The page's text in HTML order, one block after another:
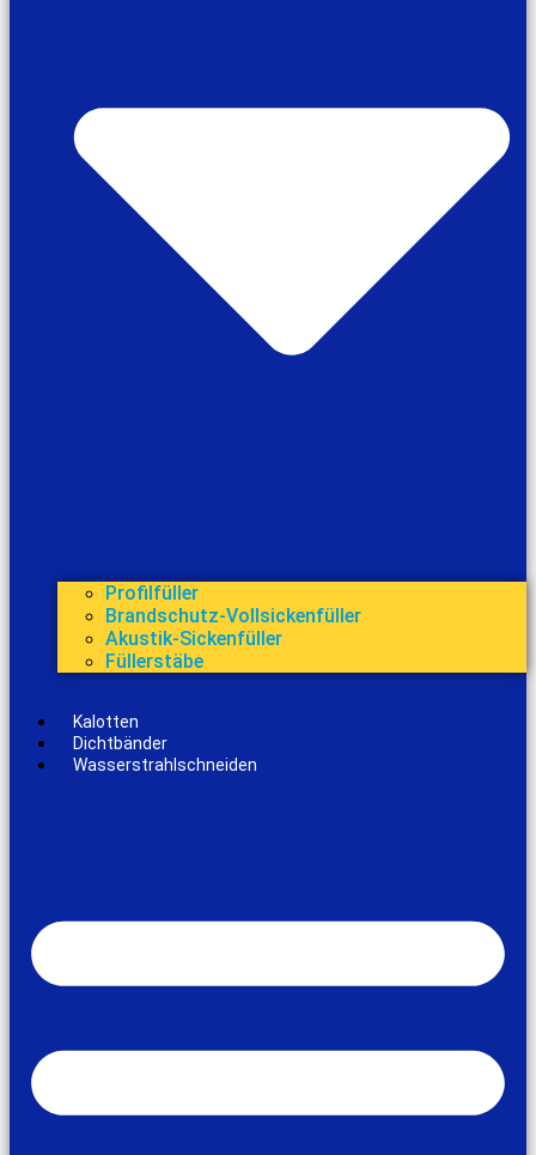
Profilfüller
Brandschutz-Vollsickenfüller
Akustik-Sickenfüller
Füllerstäbe
Kalotten
Dichtbänder
Wasserstrahlschneiden